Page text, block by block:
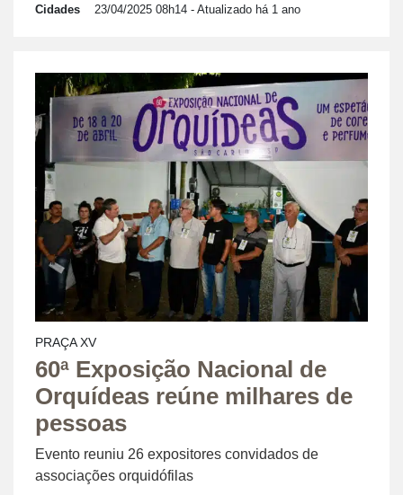
Cidades 23/04/2025 08h14 - Atualizado há 1 ano
PRAÇA XV
60ª Exposição Nacional de
Orquídeas reúne milhares de
pessoas
Evento reuniu 26 expositores convidados de
associações orquidófilas